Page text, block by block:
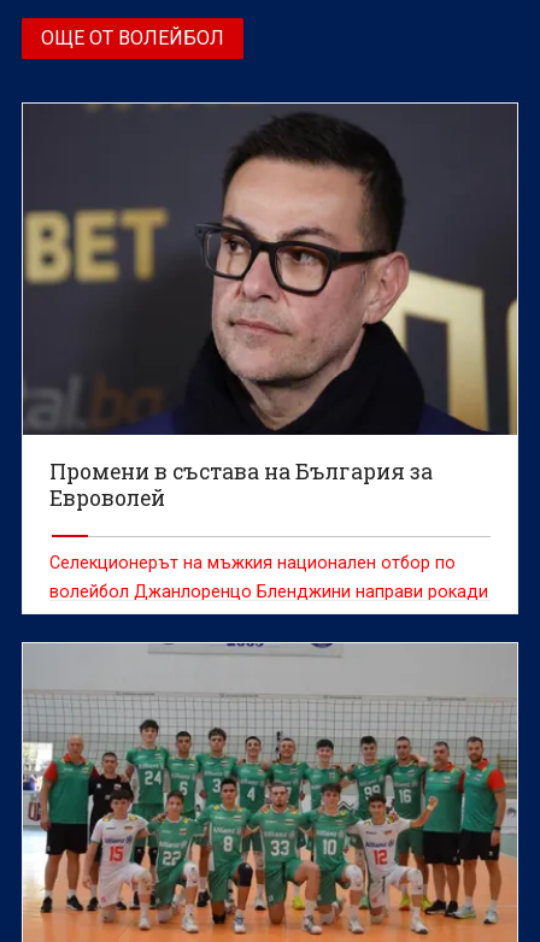
ОЩЕ ОТ ВОЛЕЙБОЛ
Промени в състава на България за
Евроволей
Селекционерът на мъжкия национален отбор по
волейбол Джанлоренцо Бленджини направи рокади
в отбора